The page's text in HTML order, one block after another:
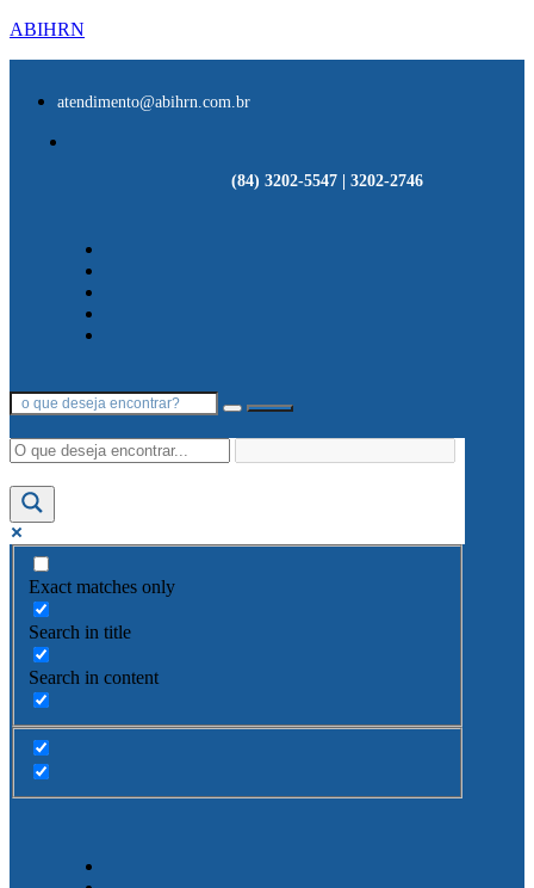
ABIHRN
atendimento@abihrn.com.br
(84) 3202-5547 | 3202-2746
Exact matches only
Search in title
Search in content